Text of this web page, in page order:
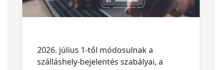
2026. július 1-től módosulnak a
szálláshely-bejelentés szabályai, a